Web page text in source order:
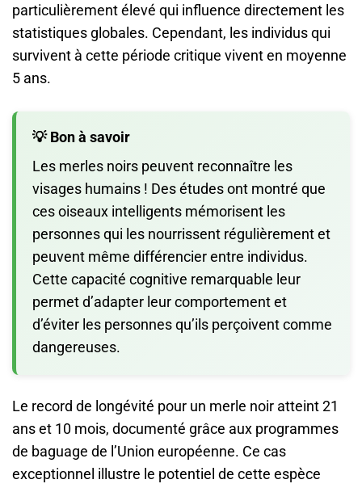
particulièrement élevé qui influence directement les
statistiques globales. Cependant, les individus qui
survivent à cette période critique vivent en moyenne
5 ans.
💡 Bon à savoir
Les merles noirs peuvent reconnaître les
visages humains ! Des études ont montré que
ces oiseaux intelligents mémorisent les
personnes qui les nourrissent régulièrement et
peuvent même différencier entre individus.
Cette capacité cognitive remarquable leur
permet d’adapter leur comportement et
d’éviter les personnes qu’ils perçoivent comme
dangereuses.
Le record de longévité pour un merle noir atteint 21
ans et 10 mois, documenté grâce aux programmes
de baguage de l’Union européenne. Ce cas
exceptionnel illustre le potentiel de cette espèce